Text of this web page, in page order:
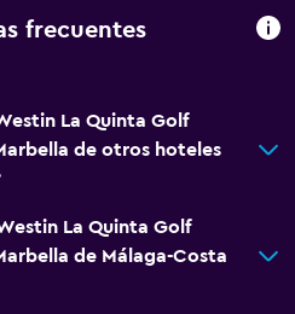
en el alojamiento
frecuentes
La Quinta Golf
de otros hoteles
La Quinta Golf
de Málaga-Costa